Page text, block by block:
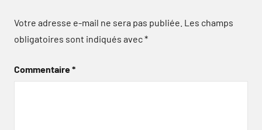
Votre adresse e-mail ne sera pas publiée. Les champs
obligatoires sont indiqués avec*
Commentaire*